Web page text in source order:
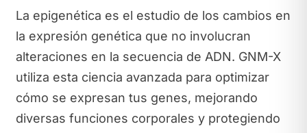
La epigenética es el estudio de los cambios en
la expresión genética que no involucran
alteraciones en la secuencia de ADN. GNM-X
utiliza esta ciencia avanzada para optimizar
cómo se expresan tus genes, mejorando
diversas funciones corporales y protegiendo